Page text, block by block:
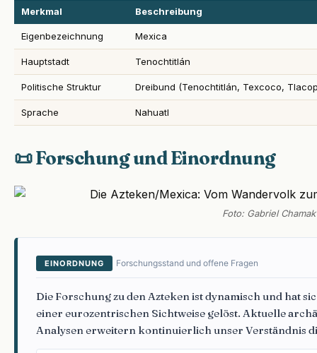
Merkmal Beschreibung
Eigenbezeichnung Mexica
Hauptstadt Tenochtitlán
Politische Struktur Dreibund (Tenochtitlán, Texcoco,
Sprache Nahuatl
📜 Forschung und Einordnung
Foto: Gabriel Chamak
EINORDNUNG Forschungsstand und offene Fragen
Die Forschung zu den Azteken ist dynamisch und hat
einer eurozentrischen Sichtweise gelöst. Aktuelle
Analysen erweitern kontinuierlich unser Verständnis